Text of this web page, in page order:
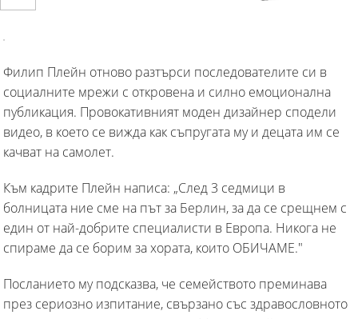
Филип Плейн отново разтърси последователите си в
социалните мрежи с откровена и силно емоционална
публикация. Провокативният моден дизайнер сподели
видео, в което се вижда как съпругата му и децата им се
качват на самолет.
Към кадрите Плейн написа: „След 3 седмици в
болницата ние сме на път за Берлин, за да се срещнем с
един от най-добрите специалисти в Европа. Никога не
спираме да се борим за хората, които ОБИЧАМЕ."
Посланието му подсказва, че семейството преминава
през сериозно изпитание, свързано със здравословното